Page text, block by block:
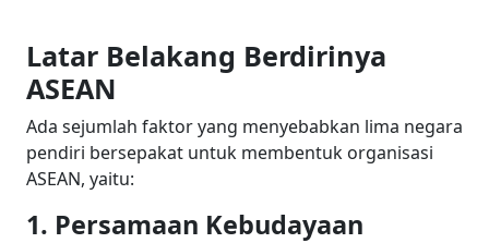
Latar Belakang Berdirinya
ASEAN
Ada sejumlah faktor yang menyebabkan lima negara
pendiri bersepakat untuk membentuk organisasi
ASEAN, yaitu:
1. Persamaan Kebudayaan